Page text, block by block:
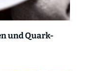
und Quark-